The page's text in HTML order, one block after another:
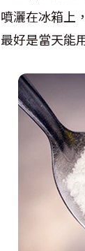
噴灑在冰箱上
最好是當天能